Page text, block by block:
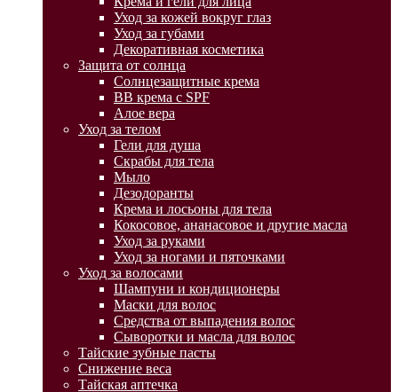
Уход за кожей вокруг глаз
Уход за губами
Декоративная косметика
Защита от солнца
Солнцезащитные крема
BB крема с SPF
Алое вера
Уход за телом
Гели для душа
Скрабы для тела
Мыло
Дезодоранты
Крема и лосьоны для тела
Кокосовое, ананасовое и другие масла
Уход за руками
Уход за ногами и пяточками
Уход за волосами
Шампуни и кондиционеры
Маски для волос
Средства от выпадения волос
Сыворотки и масла для волос
Тайские зубные пасты
Снижение веса
Тайская аптечка